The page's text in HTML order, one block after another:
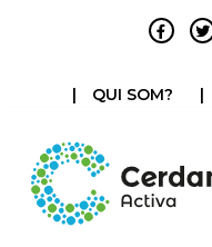
|
QUI SOM? |